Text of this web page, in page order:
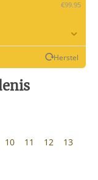
‎€99.95
Herstel
10 11 12
13